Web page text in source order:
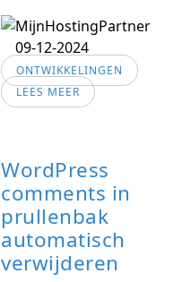
09-12-2024
ONTWIKKELINGEN
LEES MEER
WordPress
comments in
prullenbak
automatisch
verwijderen